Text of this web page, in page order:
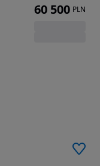
60 500 PLN